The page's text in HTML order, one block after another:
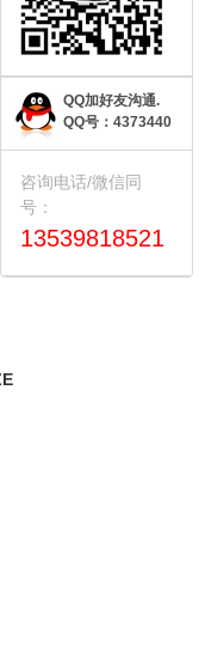
QQ加好友沟通.
QQ号：4373440
咨询电话/微信同
号：
13539818521